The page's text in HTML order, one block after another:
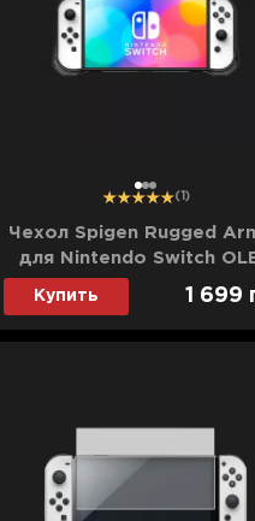
12 3 (1)
Чехол Spigen Rugged
для Nintendo Switch
(Black)
Купить 1 699